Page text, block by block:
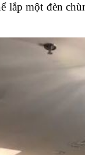
lắp một đèn